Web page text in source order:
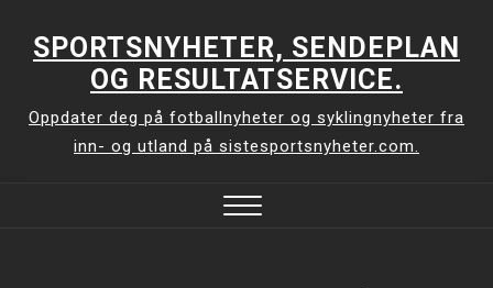
SPORTSNYHETER, SENDEPLAN
OG RESULTATSERVICE.
Oppdater deg på fotballnyheter og syklingnyheter fra
inn- og utland på sistesportsnyheter.com.